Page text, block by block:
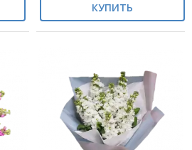
КУПИТЬ